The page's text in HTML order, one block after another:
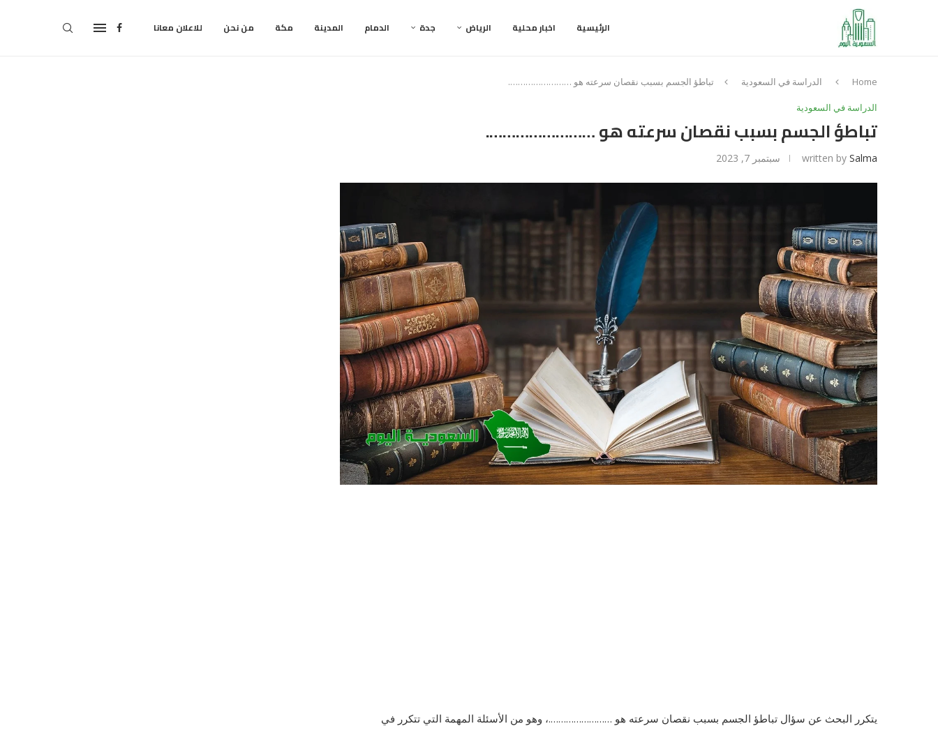
الرئيسية اخبار محلية الرياض جدة الدمام المدينة مكة من نحن للاعلان معانا
Home الدراسة في السعودية تباطؤ الجسم بسبب نقصان سرعته هو …………………….
الدراسة في السعودية
تباطؤ الجسم بسبب نقصان سرعته هو …………………….
written by Salma سبتمبر 7, 2023
يتكرر البحث عن سؤال تباطؤ الجسم بسبب نقصان سرعته هو …………………….، وهو من الأسئلة المهمة التي تتكرر في